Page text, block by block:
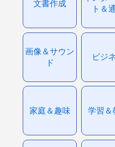
文書作成
ト＆
画像＆サウン
ド
ビジ
家庭＆趣味 学習＆